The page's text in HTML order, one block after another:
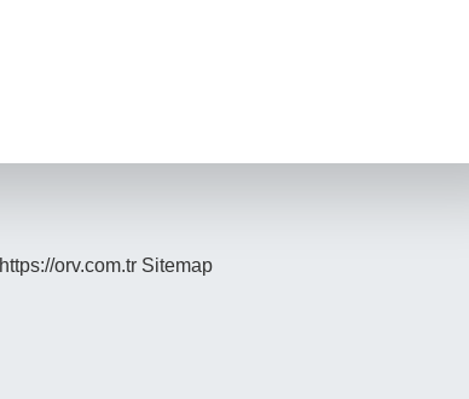
https://orv.com.tr Sitemap